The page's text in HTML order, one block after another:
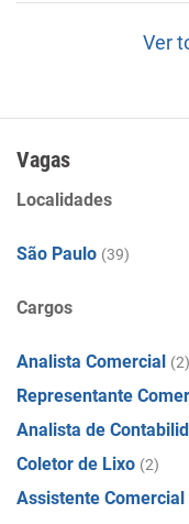
Ver
Vagas
Localidades
São Paulo (39)
Cargos
Analista Comercial (2)
Representante
Analista de
Coletor de Lixo (2)
Assistente Comercial